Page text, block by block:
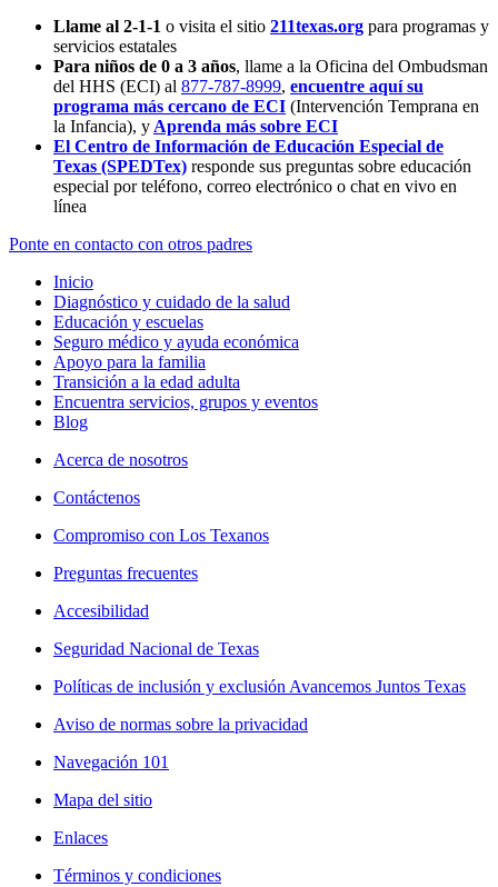
Llame al 2-1-1 o visita el sitio 211texas.org para programas y
servicios estatales
Para niños de 0 a 3 años, llame a la Oficina del Ombudsman
del HHS (ECI) al 877-787-8999, encuentre aquí su
programa más cercano de ECI (Intervención Temprana en
la Infancia), y Aprenda más sobre ECI
El Centro de Información de Educación Especial de
Texas (SPEDTex) responde sus preguntas sobre educación
especial por teléfono, correo electrónico o chat en vivo en
línea
Ponte en contacto con otros padres
Inicio
Diagnóstico y cuidado de la salud
Educación y escuelas
Seguro médico y ayuda económica
Apoyo para la familia
Transición a la edad adulta
Encuentra servicios, grupos y eventos
Blog
Acerca de nosotros
Contáctenos
Compromiso con Los Texanos
Preguntas frecuentes
Accesibilidad
Seguridad Nacional de Texas
Políticas de inclusión y exclusión Avancemos Juntos Texas
Aviso de normas sobre la privacidad
Navegación 101
Mapa del sitio
Enlaces
Términos y condiciones